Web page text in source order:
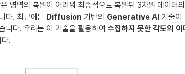
영역의 복원이 어려워 최종적으로 복원된 3차원 데이터
다. 최근에는 Diffusion 기반의 Generative AI 기술이
니다. 우리는 이 기술을 활용하여 수집하지 못한 각도의 이
.